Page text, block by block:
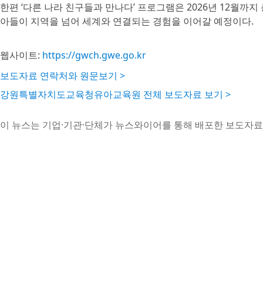
한편 ‘다른 나라 친구들과 만나다’ 프로그램은 2026년 12월까
아들이 지역을 넘어 세계와 연결되는 경험을 이어갈 예정이다.
웹사이트: https://gwch.gwe.go.kr
보도자료 연락처와 원문보기 >
강원특별자치도교육청유아교육원 전체 보도자료 보기 >
이 뉴스는 기업·기관·단체가 뉴스와이어를 통해 배포한 보도자